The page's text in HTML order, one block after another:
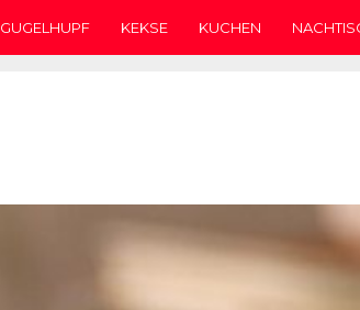
GUGELHUPF KEKSE KUCHEN